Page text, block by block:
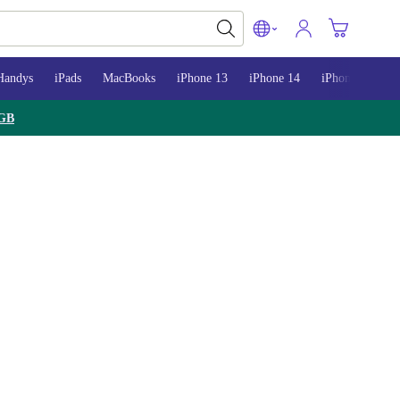
iPads MacBooks iPhone 13 iPhone 14 iPhone 15